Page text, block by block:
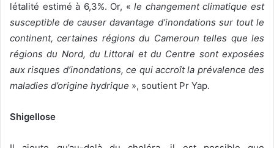
létalité estimé à 6,3%. Or, «le changement climatique est
susceptible de causer davantage d’inondations sur tout le
continent, certaines régions du Cameroun telles que les
régions du Nord, du Littoral et du Centre sont exposées
aux risques d’inondations, ce qui accroît la prévalence des
maladies d’origine hydrique », soutient Pr Yap.
Shigellose